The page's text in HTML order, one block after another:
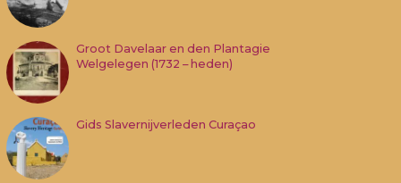
Groot Davelaar en den Plantagie
Welgelegen (1732 – heden)
Gids Slavernijverleden Curaçao